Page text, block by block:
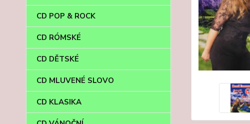
CD POP & ROCK
CD RÓMSKÉ
CD DĚTSKÉ
CD MLUVENÉ SLOVO
CD KLASIKA